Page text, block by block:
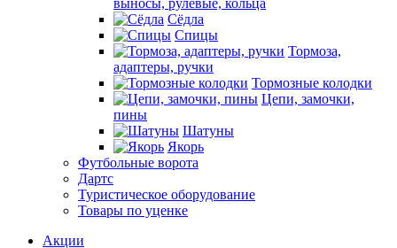
выносы, рулевые, кольца
Сёдла
Спицы
Тормоза,
адаптеры, ручки
Тормозные колодки
Цепи, замочки,
пины
Шатуны
Якорь
Футбольные ворота
Дартс
Туристическое оборудование
Товары по уценке
Акции